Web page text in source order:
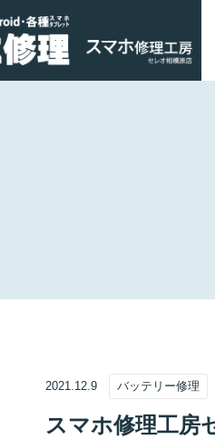
2021.12.9 バッテリー修理
スマホ修理工房